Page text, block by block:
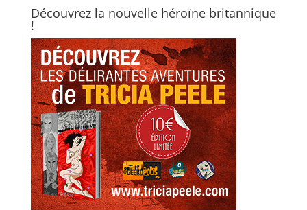
Découvrez la nouvelle héroïne britannique
!